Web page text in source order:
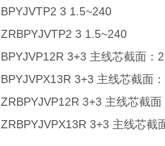
BPYJVTP2 3 1.5~240
ZRBPYJVTP2 3 1.5~240
BPYJVP12R 3+3 主线芯截面：
BPYJVPX13R 3+3 主线芯截面：
ZRBPYJVP12R 3+3 主线芯截面
ZRBPYJVPX13R 3+3 主线芯截